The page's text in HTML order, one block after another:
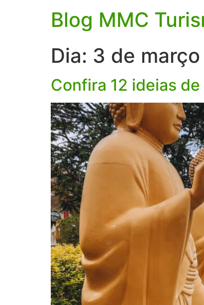
Blog MMC
Dia: 3 de
Confira 12 ideias